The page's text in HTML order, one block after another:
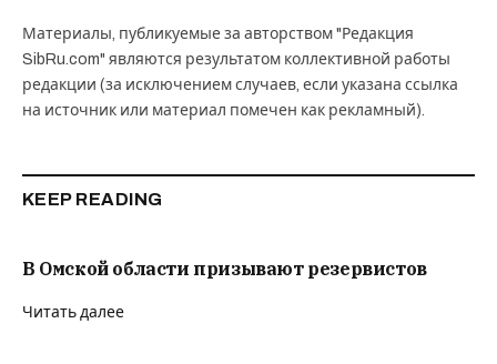
Материалы, публикуемые за авторством "Редакция
SibRu.com" являются результатом коллективной работы
редакции (за исключением случаев, если указана ссылка
на источник или материал помечен как рекламный).
KEEP READING
В Омской области призывают резервистов
Читать далее